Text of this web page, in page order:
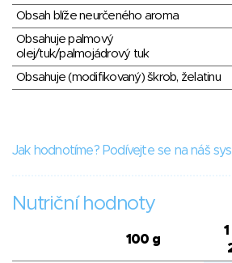
Obsah blíže neurčeného aroma
Obsahuje palmový
olej/tuk/palmojádrový tuk
Obsahuje (modifikovaný) škrob, želatinu
Jak hodnotíme? Podívejte se na náš
Nutriční hodnoty
100 g